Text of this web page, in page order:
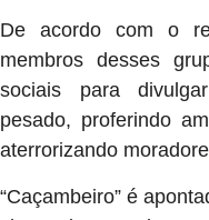
De acordo com o
membros desses
sociais para
pesado, proferindo
aterrorizando
“Caçambeiro” é